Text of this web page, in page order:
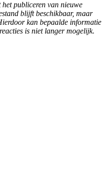
publiceren van nieuwe
blijft beschikbaar, maar
kan bepaalde informatie
is niet langer mogelijk.